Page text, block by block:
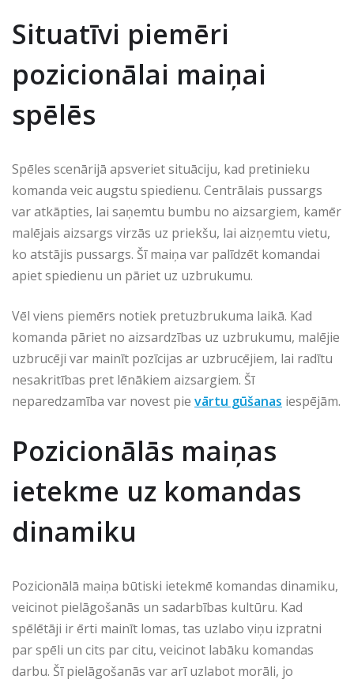
Situatīvi piemēri
pozicionālai maiņai
spēlēs
Spēles scenārijā apsveriet situāciju, kad pretinieku
komanda veic augstu spiedienu. Centrālais pussargs
var atkāpties, lai saņemtu bumbu no aizsargiem, kamēr
malējais aizsargs virzās uz priekšu, lai aizņemtu vietu,
ko atstājis pussargs. Šī maiņa var palīdzēt komandai
apiet spiedienu un pāriet uz uzbrukumu.
Vēl viens piemērs notiek pretuzbrukuma laikā. Kad
komanda pāriet no aizsardzības uz uzbrukumu, malējie
uzbrucēji var mainīt pozīcijas ar uzbrucējiem, lai radītu
nesakritības pret lēnākiem aizsargiem. Šī
neparedzamība var novest pie vārtu gūšanas iespējām.
Pozicionālās maiņas
ietekme uz komandas
dinamiku
Pozicionālā maiņa būtiski ietekmē komandas dinamiku,
veicinot pielāgošanās un sadarbības kultūru. Kad
spēlētāji ir ērti mainīt lomas, tas uzlabo viņu izpratni
par spēli un cits par citu, veicinot labāku komandas
darbu. Šī pielāgošanās var arī uzlabot morāli, jo